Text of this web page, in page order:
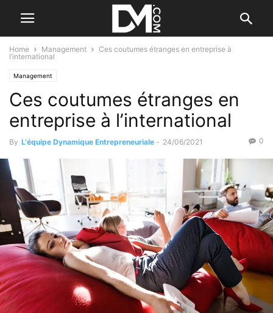
Home Management
Ces coutumes étranges en entreprise à
l’international
Management
Ces coutumes étranges en
entreprise à l’international
By L'équipe Dynamique Entrepreneuriale - 24/06/2021 0